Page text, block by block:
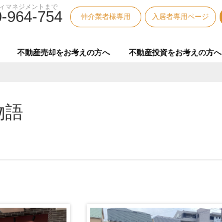
マネジメントまで
964-754 仲介業者様専用 入居者専用ページ
不動産売却をお考えの方へ 不動産投資をお考えの方へ
語